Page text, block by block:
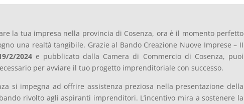
la tua impresa nella provincia di Cosenza, ora è il momento perfetto
una realtà tangibile. Grazie al Bando Creazione Nuove Imprese – II
2/2024e pubblicato dalla Camera di Commercio di Cosenza, puoi
per avviare il tuo progetto imprenditoriale con successo.
si impegna ad offrire assistenza preziosa nella presentazione della
rivolto agli aspiranti imprenditori. L’incentivo mira a sostenere la